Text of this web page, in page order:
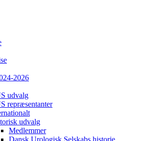
2026
udvalg
repræsentanter
udvalg
Medlemmer
Dansk Urologisk Selskabs historie